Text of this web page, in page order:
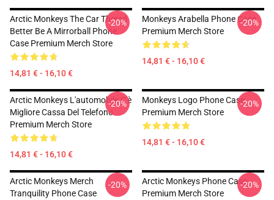
Arctic Monkeys The Car Thered
Better Be A Mirrorball Phone
Case Premium Merch Store
14,81 € - 16,10 €
-20%
Monkeys Arabella Phone Case
Premium Merch Store
14,81 € - 16,10 €
-20%
Arctic Monkeys L'automobile C'è
Migliore Cassa Del Telefono
Premium Merch Store
14,81 € - 16,10 €
-20%
Monkeys Logo Phone Case
Premium Merch Store
14,81 € - 16,10 €
-20%
Arctic Monkeys Merch
Tranquility Phone Case
-20%
Arctic Monkeys Phone Case
Premium Merch Store
-20%